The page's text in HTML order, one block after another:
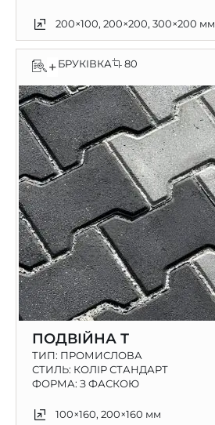
200×100, 200×200, 300×200 мм
+ БРУКІВКА 80
ПОДВІЙНА Т
ТИП: ПРОМИСЛОВА
СТИЛЬ: КОЛІР СТАНДАРТ
ФОРМА: З ФАСКОЮ
100×160, 200×160 мм